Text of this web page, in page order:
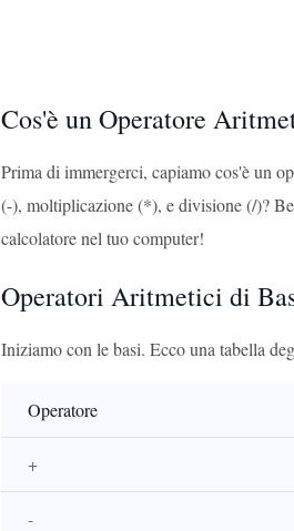
Cos'è un Operatore
Prima di immergerci, capiamo cos'è un
(-), moltiplicazione (*), e divisione (/)?
calcolatore nel tuo computer!
Operatori Aritmetici di
Iniziamo con le basi. Ecco una tabella
Operatore
+
-